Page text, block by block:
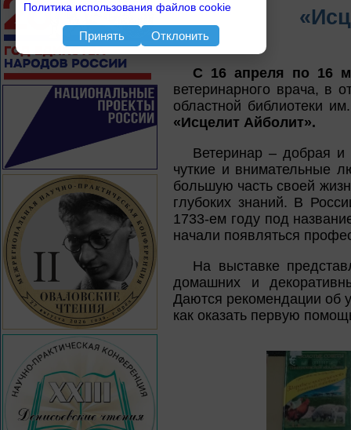
С 16 апреля по 16
ветеринарного врача, в
областной библиотеки
«Исцелит Айболит».
Ветеринар – добрая и
чуткие и внимательные
большую часть своей
глубоких знаний. В
1733-ем году под
начали появляться
На выставке
домашних и
Даются рекомендации об
как оказать первую
Политика использования файлов cookie
Принять Отклонить